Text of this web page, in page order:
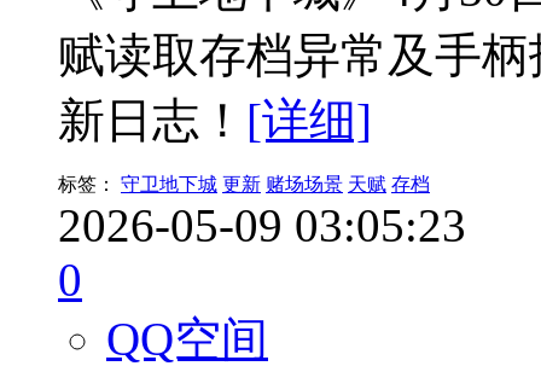
赋读取存档异常及手
新日志！ [详细]
标签： 守卫地下城 更新 赌场场景 天赋 存档
2026-05-09 03:05:23
0
QQ空间